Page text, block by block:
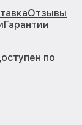
Отзывы
Гарантии
по